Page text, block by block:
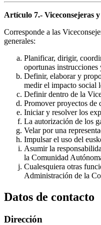
Artículo 7.- Viceconsejeras
Corresponde a las
generales:
Planificar, dirigir,
oportunas
Definir, elaborar y
medir el impacto social
Definir dentro de la
Promover proyectos de
Iniciar y resolver los
La autorización de los
Velar por una
Impulsar el uso del
Asumir la
la Comunidad
Cualesquiera otras
Administración de la
Datos de contacto
Dirección